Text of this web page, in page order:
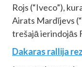
Rojs (“Iveco”),
Airats Mardījevs
trešajā ierindojās
Dakaras rallija